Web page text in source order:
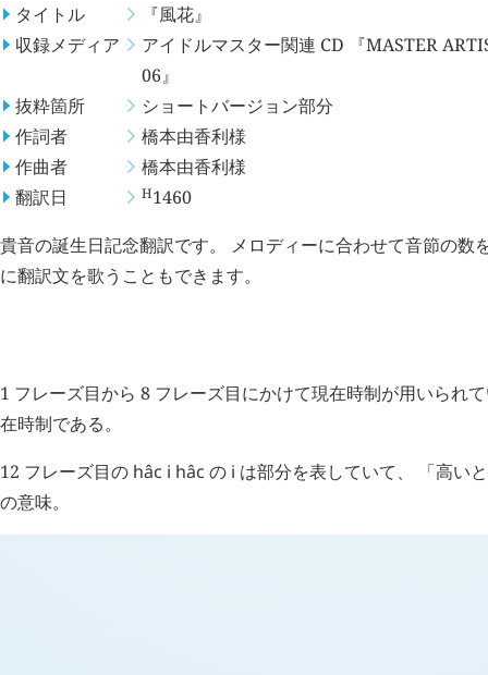
タイトル
『風花』
収録メディア
アイドルマスター関連 CD 『MASTER
06』
抜粋箇所
ショートバージョン部分
作詞者
橋本由香利様
作曲者
橋本由香利様
翻訳日
H1460
貴音の誕生日記念翻訳です。 メロディーに合わせて音節の数
に翻訳文を歌うこともできます。
1 フレーズ目から 8 フレーズ目にかけて現在時制が用いられ
在時制である。
12 フレーズ目の hâc i hâc の i は部分を表していて、 「高い
の意味。